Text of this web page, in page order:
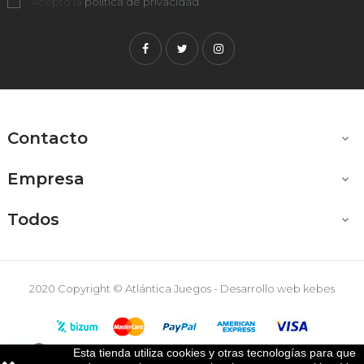
FacebookTwitterInstagram
Contacto 
Empresa 
Todos 
Esta tienda utiliza cookies y otras tecnologías para que
2020 Copyright © Atlántica Juegos - Desarrollo web kebes